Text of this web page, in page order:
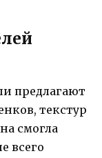
предлагают
текстур
смогла
всего